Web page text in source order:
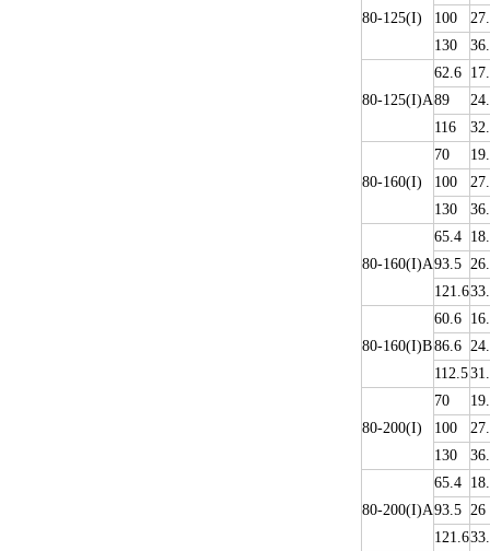
80-125(I)
100
130
80-125(I)A
62.6
89
116
80-160(I)
70
100
130
80-160(I)A
65.4
93.5
121.6
80-160(I)B
60.6
86.6
112.5
80-200(I)
70
100
130
80-200(I)A
65.4
93.5 26
121.6